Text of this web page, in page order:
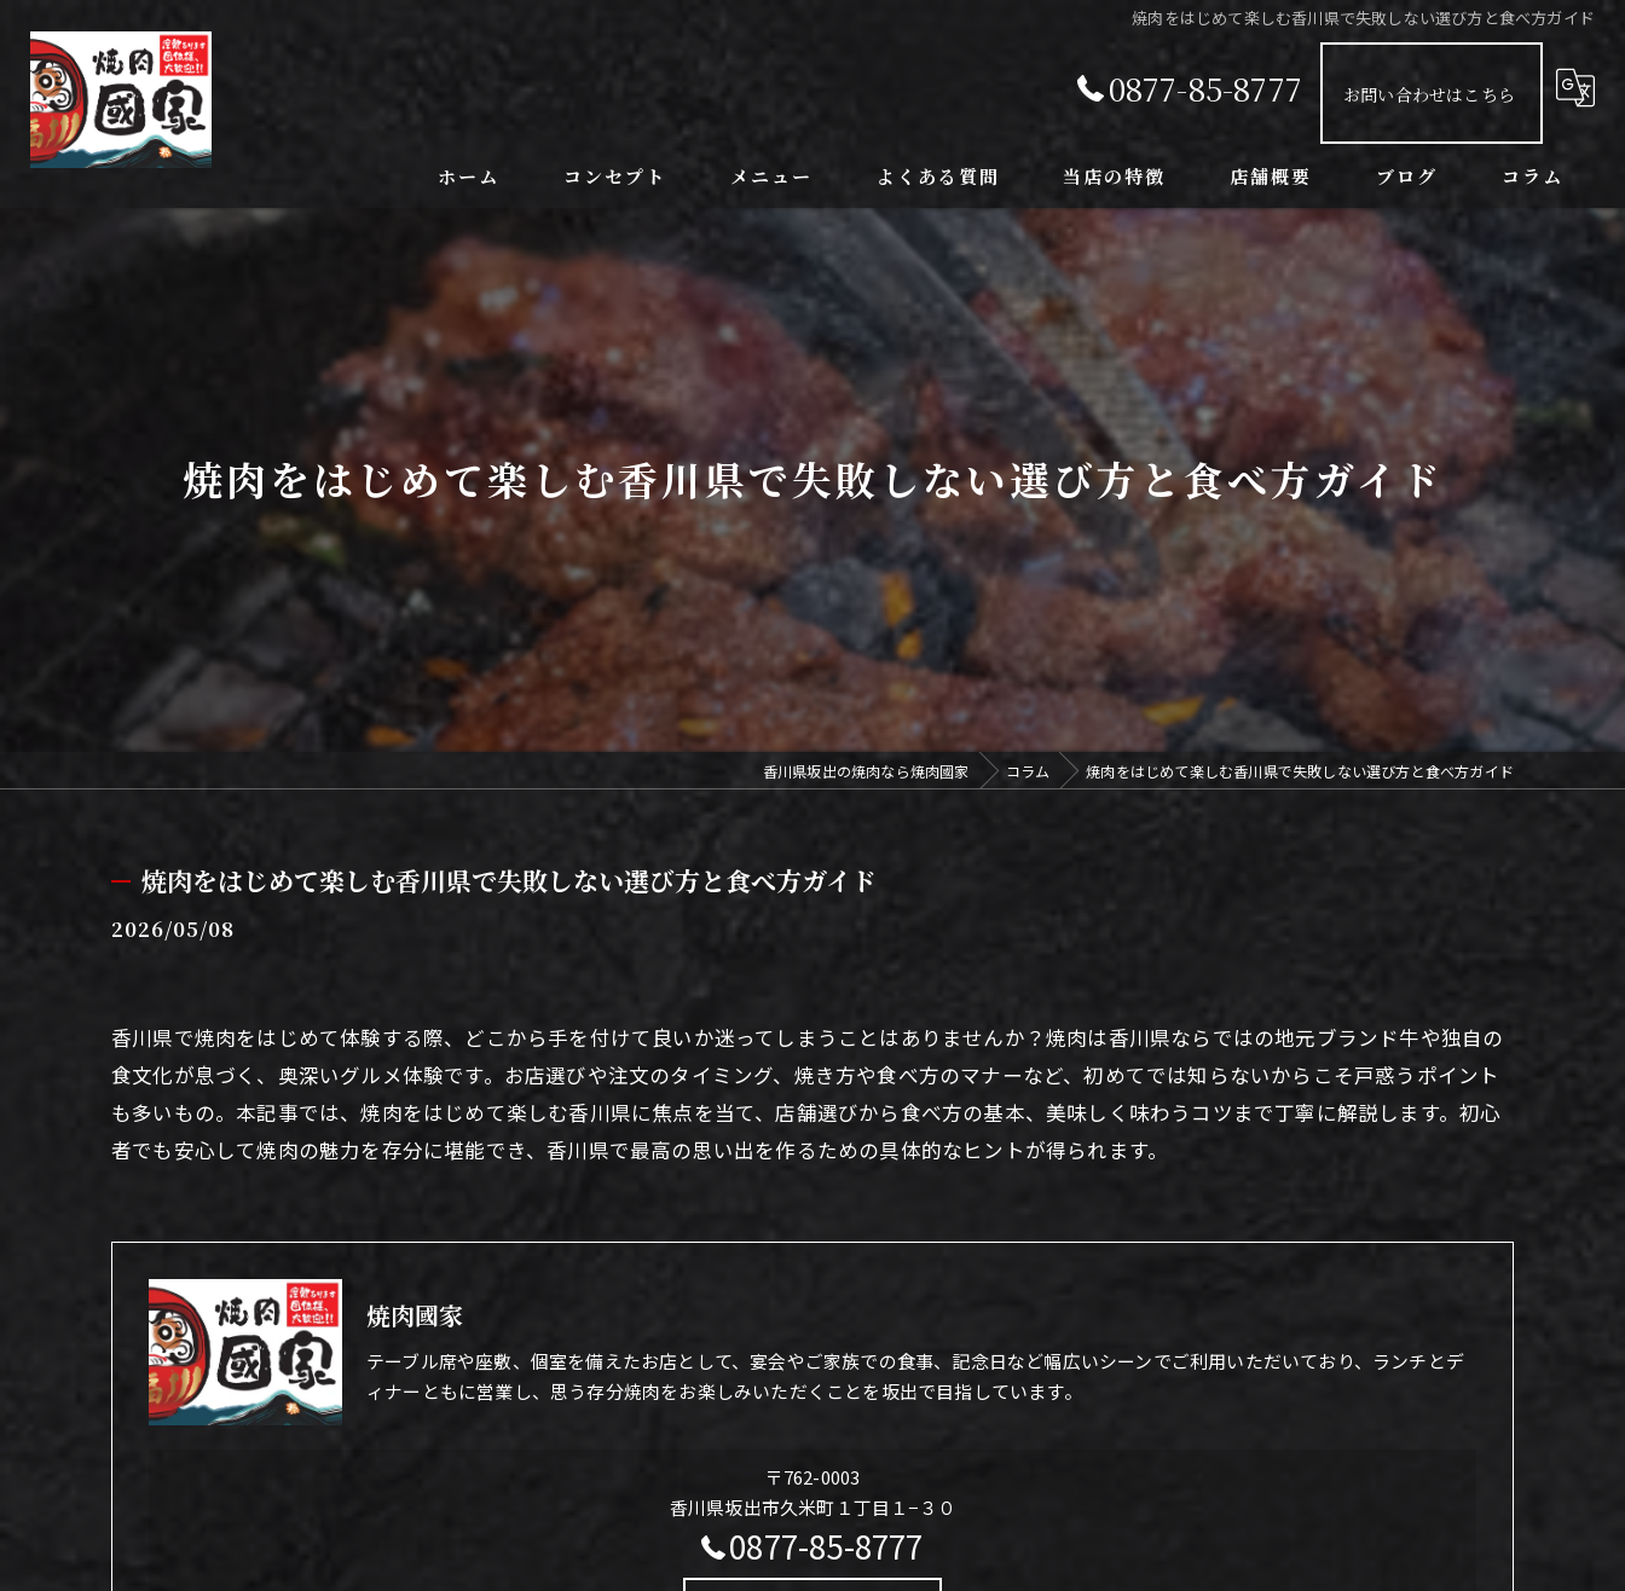
焼肉をはじめて楽しむ香川県で失敗しない選び方と食べ方ガイド
0877-85-8777 お問い合わせはこちら
ホーム コンセプト メニュー
フードメニュー
ドリンク
よくある質問 当店の特徴
ランチ
野球観戦
個室
記念日
飲み放題
店舗概要 ブログ コラム
焼肉をはじめて楽しむ香川県で失敗しない選び方と食べ方ガイド
香川県坂出の焼肉なら焼肉國家 コラム 焼肉をはじめて楽しむ香川県で失敗しない選び方と食べ方ガイド
焼肉をはじめて楽しむ香川県で失敗しない選び方と食べ方ガイド
2026/05/08
香川県で焼肉をはじめて体験する際、どこから手を付けて良いか迷ってしまうことはありませんか？焼肉は香川県ならではの地元ブランド牛や独自の
食文化が息づく、奥深いグルメ体験です。お店選びや注文のタイミング、焼き方や食べ方のマナーなど、初めてでは知らないからこそ戸惑うポイント
も多いもの。本記事では、焼肉をはじめて楽しむ香川県に焦点を当て、店舗選びから食べ方の基本、美味しく味わうコツまで丁寧に解説します。初心
者でも安心して焼肉の魅力を存分に堪能でき、香川県で最高の思い出を作るための具体的なヒントが得られます。
焼肉國家
テーブル席や座敷、個室を備えたお店として、宴会やご家族での食事、記念日など幅広いシーンでご利用いただいており、ランチとデ
ィナーともに営業し、思う存分焼肉をお楽しみいただくことを坂出で目指しています。
〒762-0003
香川県坂出市久米町１丁目１−３０
0877-85-8777